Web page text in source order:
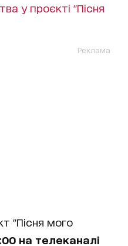
у проєкті "Пісня
Реклама
"Пісня мого
на телеканалі